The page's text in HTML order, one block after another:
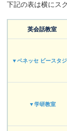
下記の表は横にス
英会話教室
▼ベネッセ ビースタ
▼学研教室